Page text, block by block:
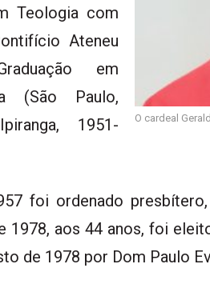
O cardeal
Teologia com
Ateneu
em
(São Paulo,
1951-
foi ordenado
1978, aos 44 anos, foi
de 1978 por Dom Paulo